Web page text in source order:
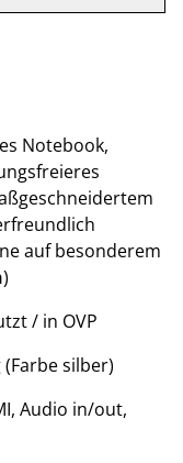
Notebook,
auf besonderem
)
/ in OVP
silber)
Audio in/out,